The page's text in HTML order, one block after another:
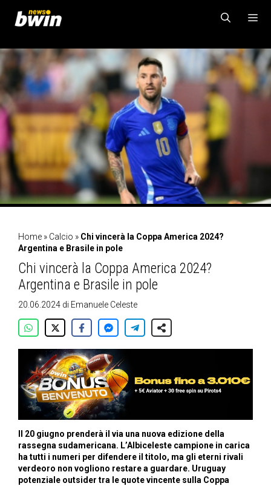
contenuto
MENU
Home » Calcio » Chi vincerà la Coppa America 2024?
Argentina e Brasile in pole
Chi vincerà la Coppa America 2024?
Argentina e Brasile in pole
20.06.2024 di Emanuele Celeste
Il 20 giugno prenderà il via una nuova edizione della
rassegna sudamericana. L’Albiceleste campione in carica
ha tutti i numeri per difendere il titolo, ma gli eterni rivali
verdeoro non vogliono restare a guardare. Uruguay
potenziale outsider tra le quote vincente sulla Coppa